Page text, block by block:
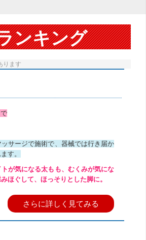
ンキング
ります
サージで施術で、器械では行き届か
す。
が気になる太もも、むくみが気にな
ほぐして、ほっそりとした脚に。
さらに詳しく見てみる